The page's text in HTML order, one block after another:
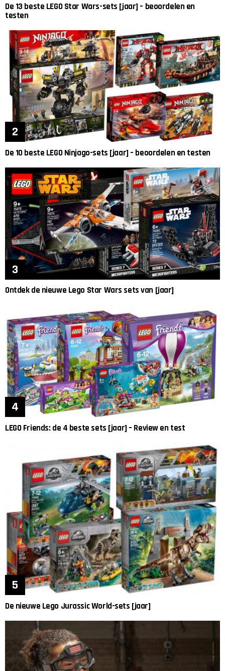
De 13 beste LEGO Star Wars-sets [jaar] – beoordelen en
testen
De 10 beste LEGO Ninjago-sets [jaar] – beoordelen en testen
Ontdek de nieuwe Lego Star Wars sets van [jaar]
LEGO Friends: de 4 beste sets [jaar] – Review en test
De nieuwe Lego Jurassic World-sets [jaar]